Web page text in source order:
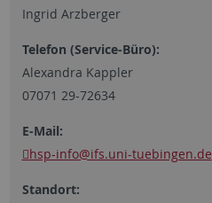
Ingrid Arzberger
Telefon (Service-Büro):
Alexandra Kappler
07071 29-72634
E-Mail:
hsp-info@ifs.uni-tuebingen.de
Standort: